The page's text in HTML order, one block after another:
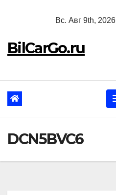
Вс. Авг 9th, 2026
BilCarGo.ru
DCN5BVC6